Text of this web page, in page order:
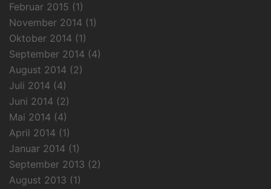
Februar 2015 (1)
November 2014 (1)
Oktober 2014 (1)
September 2014 (4)
August 2014 (2)
Juli 2014 (4)
Juni 2014 (2)
Mai 2014 (4)
April 2014 (1)
Januar 2014 (1)
September 2013 (2)
August 2013 (1)